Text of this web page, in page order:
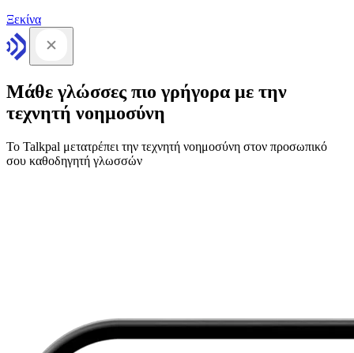
Ξεκίνα
Μάθε γλώσσες πιο γρήγορα με την
τεχνητή νοημοσύνη
Το Talkpal μετατρέπει την τεχνητή νοημοσύνη στον προσωπικό
σου καθοδηγητή γλωσσών